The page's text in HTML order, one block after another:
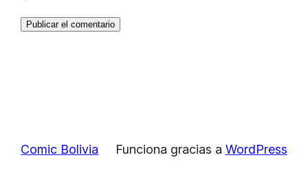
Comic Bolivia Funciona gracias a WordPress